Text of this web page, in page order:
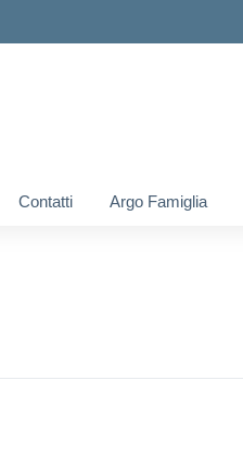
Contatti Argo Famiglia